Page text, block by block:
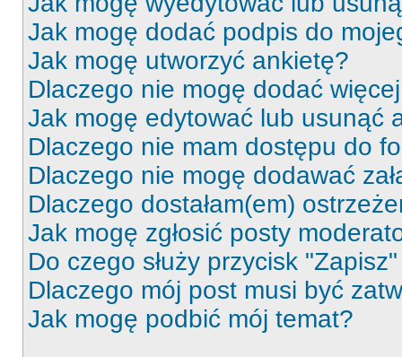
Jak mogę dodać podpis do
Jak mogę utworzyć ankietę?
Dlaczego nie mogę dodać
Jak mogę edytować lub usunąć
Dlaczego nie mam dostępu do
Dlaczego nie mogę dodawać
Dlaczego dostałam(em)
Jak mogę zgłosić posty
Do czego służy przycisk
Dlaczego mój post musi być
Jak mogę podbić mój temat?